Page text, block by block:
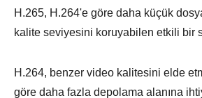
H.265, H.264'e göre daha küçük
kalite seviyesini koruyabilen etkili bir
H.264, benzer video kalitesini elde
göre daha fazla depolama alanına